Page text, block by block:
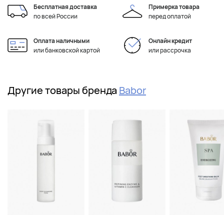
Бесплатная доставка
по всей России
Примерка товара
перед оплатой
Оплата наличными
или банковской картой
Онлайн кредит
или рассрочка
Другие товары бренда Babor